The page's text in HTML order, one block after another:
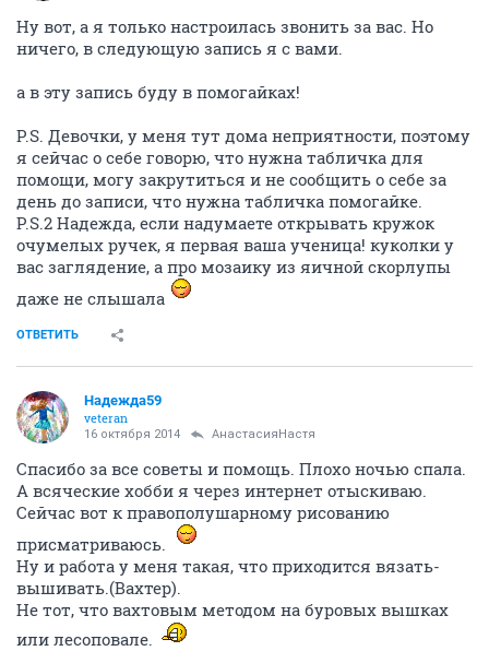
Ну вот, а я только настроилась звонить за вас. Но
ничего, в следующую запись я с вами.
а в эту запись буду в помогайках!
P.S. Девочки, у меня тут дома неприятности, поэтому
я сейчас о себе говорю, что нужна табличка для
помощи, могу закрутиться и не сообщить о себе за
день до записи, что нужна табличка помогайке.
P.S.2 Надежда, если надумаете открывать кружок
очумелых ручек, я первая ваша ученица! куколки у
вас заглядение, а про мозаику из яичной скорлупы
даже не слышала
ОТВЕТИТЬ
Надежда59
veteran
16 октября 2014 АнастасияНастя
Спасибо за все советы и помощь. Плохо ночью спала.
А всяческие хобби я через интернет отыскиваю.
Сейчас вот к правополушарному рисованию
присматриваюсь.
Ну и работа у меня такая, что приходится вязать-
вышивать.(Вахтер).
Не тот, что вахтовым методом на буровых вышках
или лесоповале.